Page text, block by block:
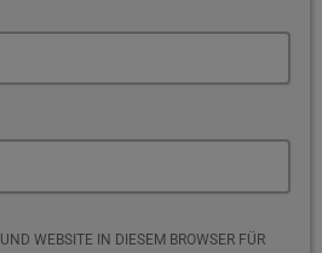
WEBSITE IN DIESEM BROWSER FÜR